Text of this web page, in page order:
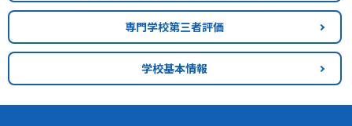
専門学校第三者評価
学校基本情報